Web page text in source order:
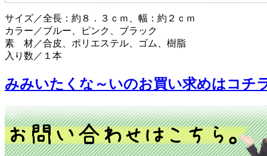
サイズ／全長：約８．３ｃｍ、幅：約２ｃｍ
カラー／ブルー、ピンク、ブラック
素 材／合皮、ポリエステル、ゴム、樹脂
入り数／１本
みみいたくな～いのお買い求めはコチ